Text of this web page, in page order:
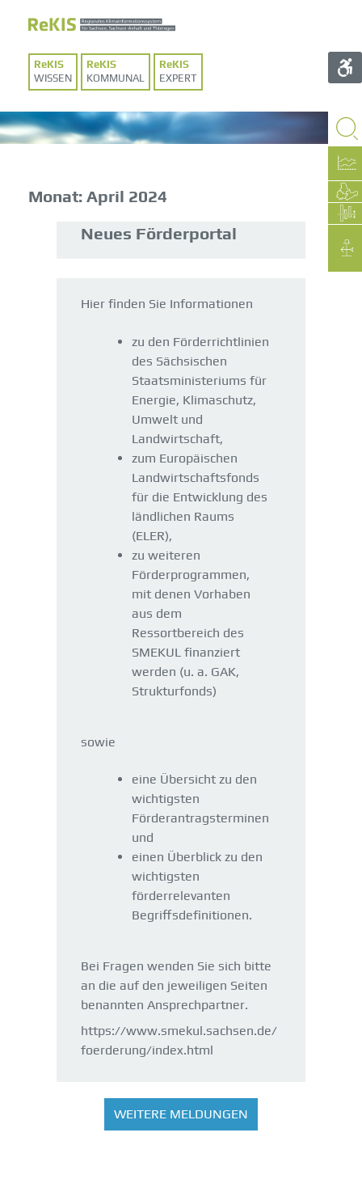
WISSEN KOMMUNAL EXPERT
Monat: April 2024
Neues Förderportal
Hier finden Sie Informationen
zu den Förderrichtlinien
des Sächsischen
Staatsministeriums für
Energie, Klimaschutz,
Umwelt und
Landwirtschaft,
zum Europäischen
Landwirtschaftsfonds
für die Entwicklung des
ländlichen Raums
(ELER),
zu weiteren
Förderprogrammen,
mit denen Vorhaben
aus dem
Ressortbereich des
SMEKUL finanziert
werden (u. a. GAK,
Strukturfonds)
sowie
eine Übersicht zu den
wichtigsten
Förderantragsterminen
und
einen Überblick zu den
wichtigsten
förderrelevanten
Begriffsdefinitionen.
Bei Fragen wenden Sie sich bitte
an die auf den jeweiligen Seiten
benannten Ansprechpartner.
https://www.smekul.sachsen.de/
foerderung/index.html
WEITERE MELDUNGEN